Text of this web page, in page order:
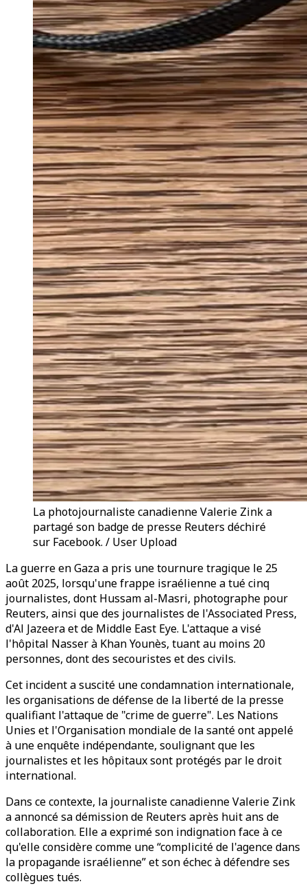
La photojournaliste canadienne Valerie Zink a
partagé son badge de presse Reuters déchiré
sur Facebook. / User Upload
La guerre en Gaza a pris une tournure tragique le 25
août 2025, lorsqu'une frappe israélienne a tué cinq
journalistes, dont Hussam al-Masri, photographe pour
Reuters, ainsi que des journalistes de l'Associated Press,
d'Al Jazeera et de Middle East Eye. L'attaque a visé
l'hôpital Nasser à Khan Younès, tuant au moins 20
personnes, dont des secouristes et des civils.
Cet incident a suscité une condamnation internationale,
les organisations de défense de la liberté de la presse
qualifiant l'attaque de "crime de guerre". Les Nations
Unies et l'Organisation mondiale de la santé ont appelé
à une enquête indépendante, soulignant que les
journalistes et les hôpitaux sont protégés par le droit
international.
Dans ce contexte, la journaliste canadienne Valerie Zink
a annoncé sa démission de Reuters après huit ans de
collaboration. Elle a exprimé son indignation face à ce
qu'elle considère comme une “complicité de l'agence dans
la propagande israélienne” et son échec à défendre ses
collègues tués.